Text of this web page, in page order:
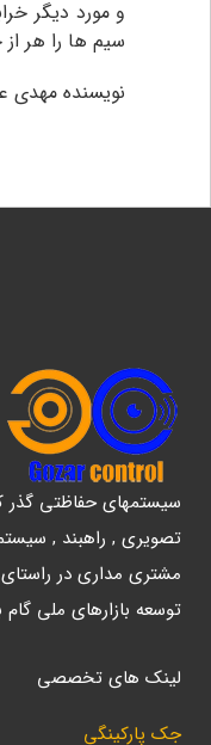
و مورد دیگر
سیم ها را هر
نویسنده مهدی
سیستمهای حفاظتی گذر
تصویری , راهبند ,
مشتری مداری در
توسعه بازارهای ملی گام
لینک های تخصصی
جک پارکینگی